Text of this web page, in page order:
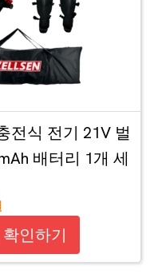
전식 전기 21V 벌
배터리 1개 세
인하기